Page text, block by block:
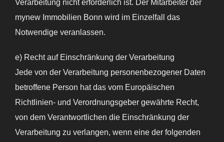
Verarbeitung nicht erforderlich ist. Der Mitarbeiter der
mynew Immobilien Bonn wird im Einzelfall das
Notwendige veranlassen.
e) Recht auf Einschränkung der Verarbeitung
Jede von der Verarbeitung personenbezogener Daten
betroffene Person hat das vom Europäischen
Richtlinien- und Verordnungsgeber gewährte Recht,
von dem Verantwortlichen die Einschränkung der
Verarbeitung zu verlangen, wenn eine der folgenden